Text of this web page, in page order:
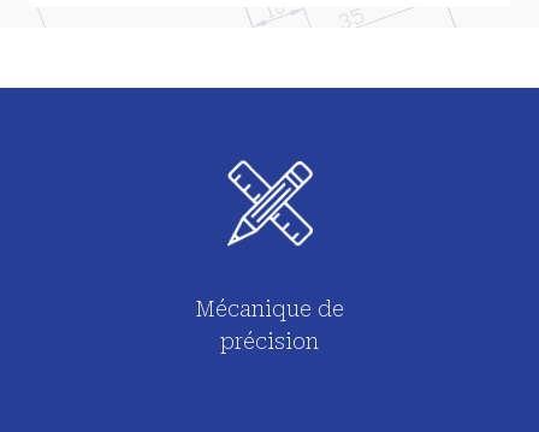
Mécanique de
précision